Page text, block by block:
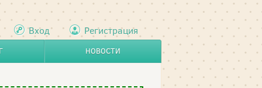
Вход Регистрация
НОВОСТИ